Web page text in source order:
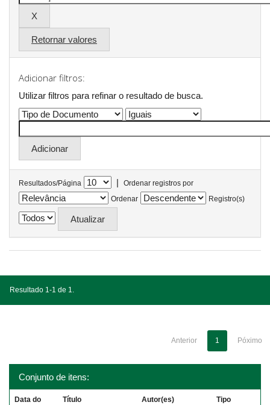
Retornar valores
Adicionar filtros:
Utilizar filtros para refinar o resultado de busca.
Resultados/Página |
Ordenar registros por
Ordenar
Registro(s)
Resultado 1-1 de 1.
Anterior 1 Póximo
Conjunto de itens:
Data do
Título Autor(es) Tipo